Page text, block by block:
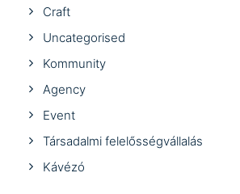
Craft
Uncategorised
Kommunity
Agency
Event
Társadalmi felelősségvállalás
Kávézó